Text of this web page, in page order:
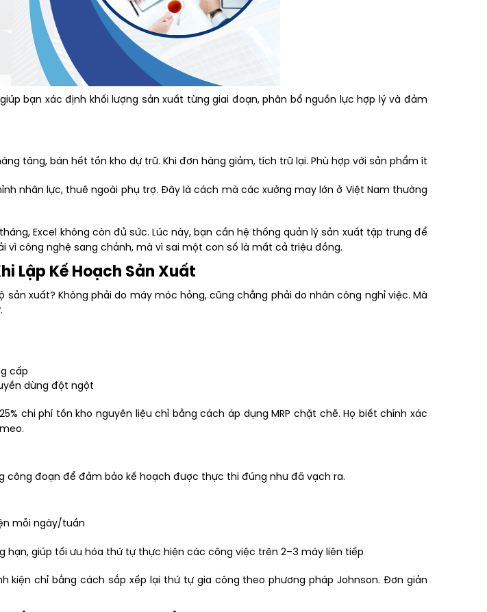
bạn xác định khối lượng sản xuất từng giai đoạn, phân bổ nguồn lực hợp lý và đảm
tăng, bán hết tồn kho dự trữ. Khi đơn hàng giảm, tích trữ lại. Phù hợp với sản phẩm ít
nhân lực, thuê ngoài phụ trợ. Đây là cách mà các xưởng may lớn ở Việt Nam thường
Excel không còn đủ sức. Lúc này, bạn cần hệ thống quản lý sản xuất tập trung để
vì công nghệ sang chảnh, mà vì sai một con số là mất cả triệu đồng.
Lập Kế Hoạch Sản Xuất
xuất? Không phải do máy móc hỏng, cũng chẳng phải do nhân công nghỉ việc. Mà
cấp
dừng đột ngột
chi phí tồn kho nguyên liệu chỉ bằng cách áp dụng MRP chặt chẽ. Họ biết chính xác
công đoạn để đảm bảo kế hoạch được thực thi đúng như đã vạch ra.
mỗi ngày/tuần
hạn, giúp tối ưu hóa thứ tự thực hiện các công việc trên 2–3 máy liên tiếp
kiện chỉ bằng cách sắp xếp lại thứ tự gia công theo phương pháp Johnson. Đơn giản